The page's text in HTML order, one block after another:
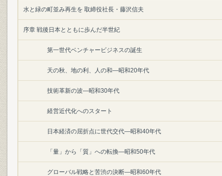
水と緑の町並み再生を 取締役社長・藤沢信夫
序章 戦後日本とともに歩んだ半世紀
第一世代ベンチャービジネスの誕生
天の秋、地の利、人の和―昭和20年代
技術革新の波―昭和30年代
経営近代化へのスタート
日本経済の屈折点に世代交代―昭和40年代
「量」から「質」への転換―昭和50年代
グローバル戦略と苦渋の決断―昭和60年代